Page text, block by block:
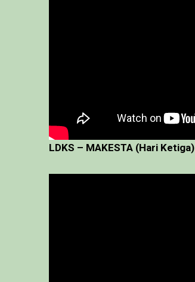
LDKS – MAKESTA (Hari Ketiga)